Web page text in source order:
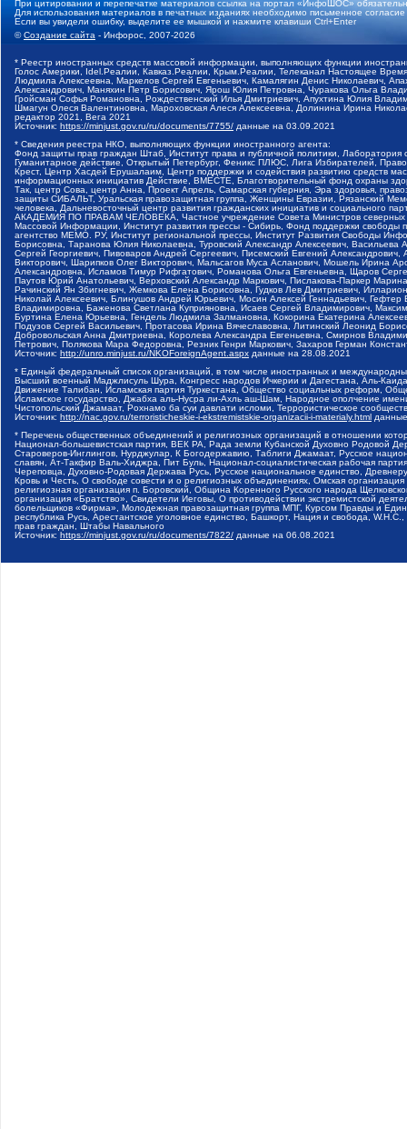
При цитировании и перепечатке материалов ссылка на портал «ИнфоШОС»
Для использования материалов в печатных изданиях необходимо письменное
Если вы увидели ошибку, выделите ее мышкой и нажмите клавиши Ctrl+Enter
©Создание сайта - Инфорос, 2007-2026
* Реестр иностранных средств массовой информации, выполняющих функции
Голос Америки, Idel.Реалии, Кавказ.Реалии, Крым.Реалии, Телеканал Настоящее
Людмила Алексеевна, Маркелов Сергей Евгеньевич, Камалягин Денис Николаевич,
Александрович, Маняхин Петр Борисович, Ярош Юлия Петровна, Чуракова Ольга
Гройсман Софья Романовна, Рождественский Илья Дмитриевич, Апухтина Юлия
Шмагун Олеся Валентиновна, Мароховская Алеся Алексеевна, Долинина Ирина
редактор 2021, Вега 2021
Источник: https://minjust.gov.ru/ru/documents/7755/ данные на 03.09.2021
* Сведения реестра НКО, выполняющих функции иностранного агента:
Фонд защиты прав граждан Штаб, Институт права и публичной политики,
Гуманитарное действие, Открытый Петербург, Феникс ПЛЮС, Лига Избирателей,
Крест, Центр Хасдей Ерушалаим, Центр поддержки и содействия развитию средств
информационных инициатив Действие, ВМЕСТЕ, Благотворительный фонд охраны
Так, центр Сова, центр Анна, Проект Апрель, Самарская губерния, Эра здоровья,
защиты СИБАЛЬТ, Уральская правозащитная группа, Женщины Евразии, Рязанский
человека, Дальневосточный центр развития гражданских инициатив и социального
АКАДЕМИЯ ПО ПРАВАМ ЧЕЛОВЕКА, Частное учреждение Совета Министров северных
Массовой Информации, Институт развития прессы - Сибирь, Фонд поддержки
агентство МЕМО. РУ, Институт региональной прессы, Институт Развития Свободы
Борисовна, Таранова Юлия Николаевна, Туровский Александр Алексеевич,
Сергей Георгиевич, Пивоваров Андрей Сергеевич, Писемский Евгений
Викторович, Шарипков Олег Викторович, Мальсагов Муса Асланович, Мошель Ирина
Александровна, Исламов Тимур Рифгатович, Романова Ольга Евгеньевна, Щаров
Паутов Юрий Анатольевич, Верховский Александр Маркович, Пислакова-Паркер
Рачинский Ян Збигневич, Жемкова Елена Борисовна, Гудков Лев Дмитриевич,
Николай Алексеевич, Блинушов Андрей Юрьевич, Мосин Алексей Геннадьевич,
Владимировна, Баженова Светлана Куприяновна, Исаев Сергей Владимирович,
Буртина Елена Юрьевна, Гендель Людмила Залмановна, Кокорина Екатерина
Подузов Сергей Васильевич, Протасова Ирина Вячеславовна, Литинский Леонид
Добровольская Анна Дмитриевна, Королева Александра Евгеньевна, Смирнов
Петрович, Полякова Мара Федоровна, Резник Генри Маркович, Захаров Герман
Источник: http://unro.minjust.ru/NKOForeignAgent.aspx данные на 28.08.2021
* Единый федеральный список организаций, в том числе иностранных и
Высший военный Маджлисуль Шура, Конгресс народов Ичкерии и Дагестана, Аль-
Движение Талибан, Исламская партия Туркестана, Общество социальных реформ,
Исламское государство, Джабха аль-Нусра ли-Ахль аш-Шам, Народное ополчение
Чистопольский Джамаат, Рохнамо ба суи давлати исломи, Террористическое
Источник: http://nac.gov.ru/terroristicheskie-i-ekstremistskie-organizacii-i-materialy.html
* Перечень общественных объединений и религиозных организаций в отношении
Национал-большевистская партия, ВЕК РА, Рада земли Кубанской Духовно Родовой
Староверов-Инглингов, Нурджулар, К Богодержавию, Таблиги Джамаат, Русское
славян, Ат-Такфир Валь-Хиджра, Пит Буль, Национал-социалистическая рабочая
Череповца, Духовно-Родовая Держава Русь, Русское национальное единство,
Кровь и Честь, О свободе совести и о религиозных объединениях, Омская
религиозная организация п. Боровский, Община Коренного Русского народа
организация «Братство», Свидетели Иеговы, О противодействии экстремистской
болельщиков «Фирма», Молодежная правозащитная группа МПГ, Курсом Правды и
республика Русь, Арестантское уголовное единство, Башкорт, Нация и свобода,
прав граждан, Штабы Навального
Источник: https://minjust.gov.ru/ru/documents/7822/ данные на 06.08.2021